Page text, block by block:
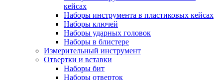
кейсах
Наборы инструмента в пластиковых кейсах
Наборы ключей
Наборы ударных головок
Наборы в блистере
Измерительный инструмент
Отвертки и вставки
Наборы бит
Наборы отверток